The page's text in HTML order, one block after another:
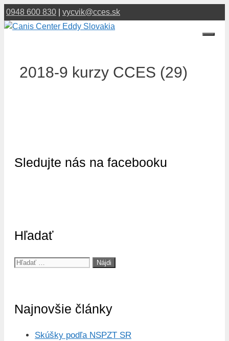
Preskočiť
na
0948 600 830 vycvik@cces.sk
2018-9 kurzy CCES (29)
Sledujte nás na facebooku
Hľadať
Hľadať:
Najnovšie články
Skúšky podľa NSPZT SR